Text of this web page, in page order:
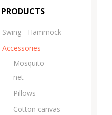
PRODUCTS
Swing - Hammock
Accessories
Μosquito
net
Pillows
Cotton canvas